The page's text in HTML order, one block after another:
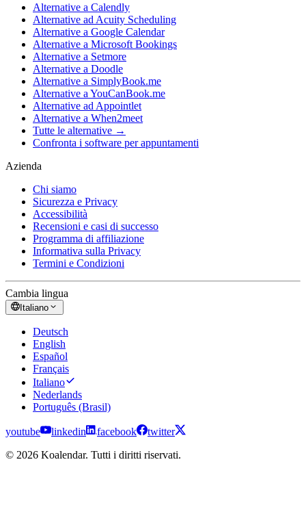
Alternative a Calendly
Alternative ad Acuity Scheduling
Alternative a Google Calendar
Alternative a Microsoft Bookings
Alternative a Setmore
Alternative a Doodle
Alternative a SimplyBook.me
Alternative a YouCanBook.me
Alternative ad Appointlet
Alternative a When2meet
Tutte le alternative →
Confronta i software per appuntamenti
Azienda
Chi siamo
Sicurezza e Privacy
Accessibilità
Recensioni e casi di successo
Programma di affiliazione
Informativa sulla Privacy
Termini e Condizioni
Cambia lingua
Italiano
Deutsch
English
Español
Français
Italiano
Nederlands
Português (Brasil)
youtube linkedin facebook
twitter
© 2026 Koalendar. Tutti i diritti riservati.